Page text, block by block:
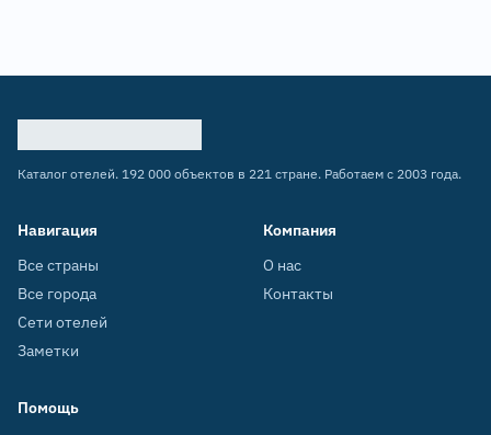
Каталог отелей. 192 000 объектов в 221 стране. Работаем с 2003 года.
Навигация
Все страны
Все города
Сети отелей
Заметки
Компания
О нас
Контакты
Помощь